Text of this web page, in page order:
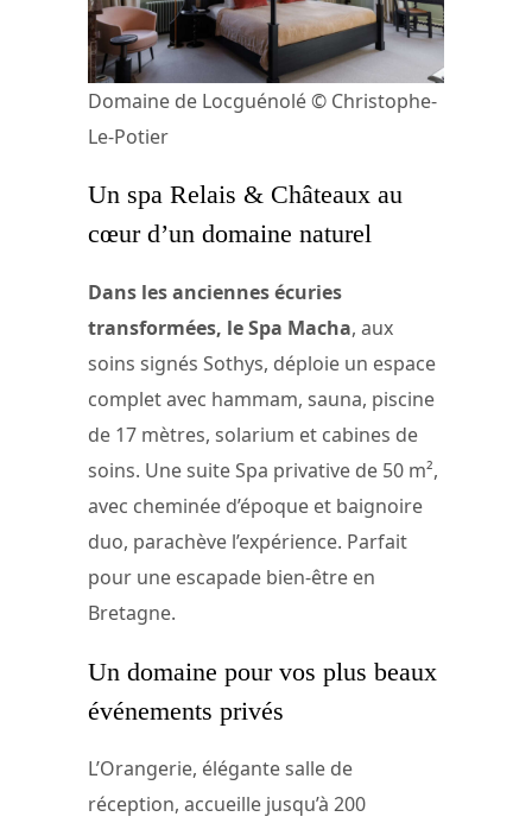
Domaine de Locguénolé © Christophe-
Le-Potier
Un spa Relais & Châteaux au
cœur d’un domaine naturel
Dans les anciennes écuries
transformées, le Spa Macha, aux
soins signés Sothys, déploie un espace
complet avec hammam, sauna, piscine
de 17 mètres, solarium et cabines de
soins. Une suite Spa privative de 50 m²,
avec cheminée d’époque et baignoire
duo, parachève l’expérience. Parfait
pour une escapade bien-être en
Bretagne.
Un domaine pour vos plus beaux
événements privés
L’Orangerie, élégante salle de
réception, accueille jusqu’à 200